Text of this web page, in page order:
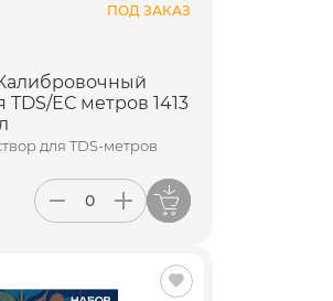
ПОД ЗАКАЗ
TDS/ЕС метров 1413
для TDS-метров